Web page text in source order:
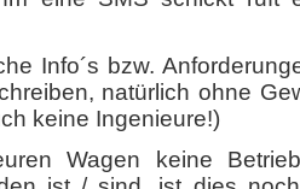
Info´s bzw.
natürlich ohne
keine Ingenieure!)
Wagen keine